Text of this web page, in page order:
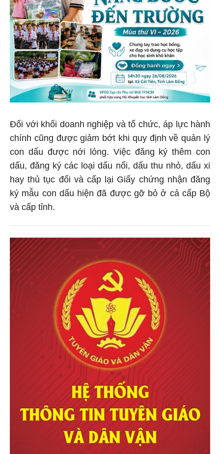
Đối với khối doanh nghiệp và tổ chức, áp lực hành
chính cũng được giảm bớt khi quy định về quản lý
con dấu được nới lỏng. Việc đăng ký thêm con
dấu, đăng ký các loại dấu nổi, dấu thu nhỏ, dấu xi
hay thủ tục đổi và cấp lại Giấy chứng nhận đăng
ký mẫu con dấu hiện đã được gỡ bỏ ở cả cấp Bộ
và cấp tỉnh.